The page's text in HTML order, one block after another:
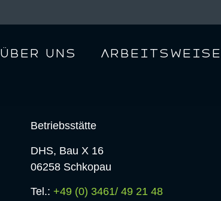
Über uns Arbeitsweise
Betriebsstätte
DHS, Bau X 16
06258 Schkopau
Tel.:+49 (0) 3461/ 49 21 48